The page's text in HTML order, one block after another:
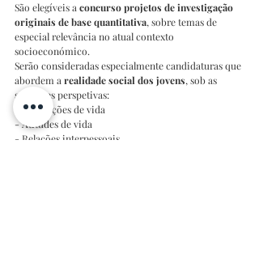
São elegíveis a concurso projetos de investigação
originais de base quantitativa, sobre temas de
especial relevância no atual contexto
socioeconómico.
Serão consideradas especialmente candidaturas que
abordem a realidade social dos jovens, sob as
seguintes perspetivas:
- Transições de vida
- Atitudes de vida
- Relações interpessoais